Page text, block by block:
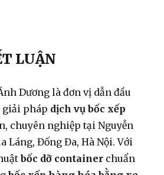
LUẬN
Dương là đơn vị dẫn đầu
giải pháp dịch vụ bốc xếp
chuyên nghiệp tại Nguyễn
Láng, Đống Đa, Hà Nội. Với
bốc dỡ container chuẩn